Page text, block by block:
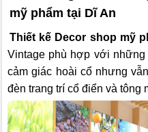
mỹ phẩm tại Dĩ An
Thiết kế Decor shop mỹ
Vintage phù hợp với những
cảm giác hoài cổ nhưng
đèn trang trí cổ điển và tông